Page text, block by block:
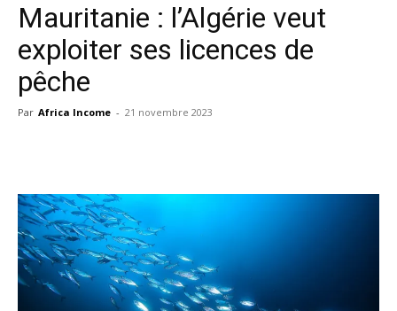
Mauritanie : l’Algérie veut
exploiter ses licences de
pêche
Par Africa Income - 21 novembre 2023